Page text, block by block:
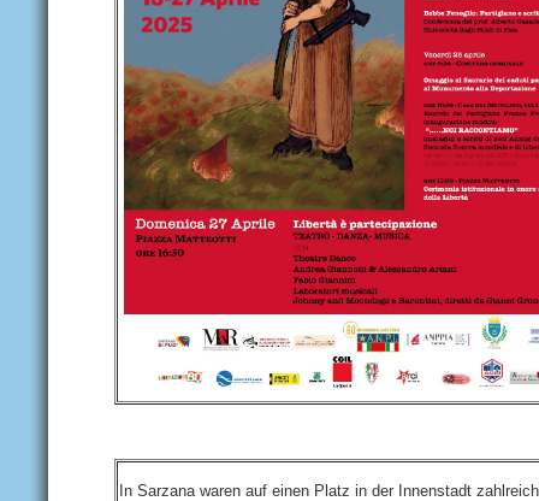
In Sarzana waren auf einen Platz in der Innenstadt